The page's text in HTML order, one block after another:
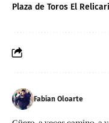
Plaza de Toros El
Fabian Oloarte